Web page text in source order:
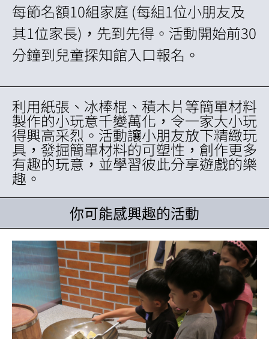
每節名額10組家庭 (每組1位小朋友及
其1位家長)，先到先得。活動開始前30
分鐘到兒童探知館入口報名。
利用紙張、冰棒棍、積木片等簡單材料
製作的小玩意千變萬化，令一家大小玩
得興高采烈。活動讓小朋友放下精緻玩
具，發掘簡單材料的可塑性，創作更多
有趣的玩意，並學習彼此分享遊戲的樂
趣。
你可能感興趣的活動